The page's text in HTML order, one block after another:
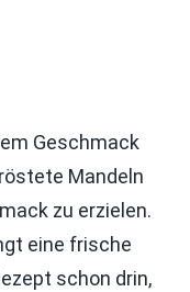
Geschmack
Mandeln
zu erzielen.
eine frische
schon drin,